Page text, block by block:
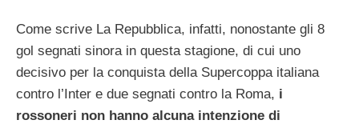
Come scrive La Repubblica, infatti, nonostante gli 8
gol segnati sinora in questa stagione, di cui uno
decisivo per la conquista della Supercoppa italiana
contro l’Inter e due segnati contro la Roma, i
rossoneri non hanno alcuna intenzione di